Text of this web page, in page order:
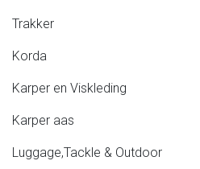
Trakker
Korda
Karper en Viskleding
Karper aas
Luggage,Tackle & Outdoor